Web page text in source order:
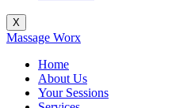
X
Massage Worx
Home
About Us
Your Sessions